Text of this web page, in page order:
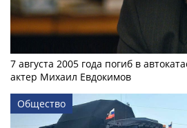
7 августа 2005 года погиб в
актер Михаил Евдокимов
Общество